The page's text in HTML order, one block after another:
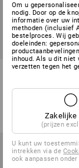
Asbak Diabola
(incl. BTW) v.a. 2
Om u
nodig. Door op de
informatie over uw
methoden (inclusief
bestelproces. Wij
doeleinden:
inhoud. Als u dit niet
verzetten tegen het
Zakelijke
(prijzen
U kunt uw
intrekken via de
ook aanpassen onder